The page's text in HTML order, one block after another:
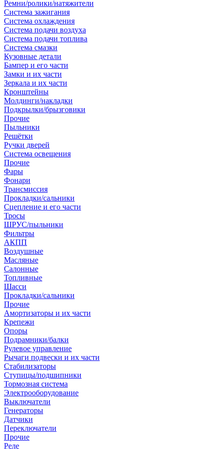
Ремни/ролики/натяжители
Система зажигания
Система охлаждения
Система подачи воздуха
Система подачи топлива
Система смазки
Кузовные детали
Бампер и его части
Замки и их части
Зеркала и их части
Кронштейны
Молдинги/накладки
Подкрылки/брызговики
Прочие
Пыльники
Решётки
Ручки дверей
Система освещения
Прочие
Фары
Фонари
Трансмиссия
Прокладки/сальники
Сцепление и его части
Тросы
ШРУС/пыльники
Фильтры
АКПП
Воздушные
Масляные
Салонные
Топливные
Шасси
Прокладки/сальники
Прочие
Амортизаторы и их части
Крепежи
Опоры
Подрамники/балки
Рулевое управление
Рычаги подвески и их части
Стабилизаторы
Ступицы/подшипники
Тормозная система
Электрооборудование
Выключатели
Генераторы
Датчики
Переключатели
Прочие
Реле